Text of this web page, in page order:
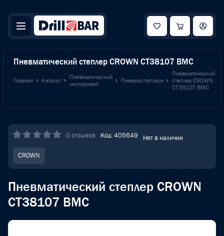
Пневматический степлер CROWN CT38107 BMC
Главная Каталог
Пневматический
инструмент
Пневмостеплери
Пневматический
степлер CROWN
CT38107 BMC
0 отзывов Код: 405649 Нет в наличии
CROWN
Пневматический степлер CROWN
CT38107 BMC